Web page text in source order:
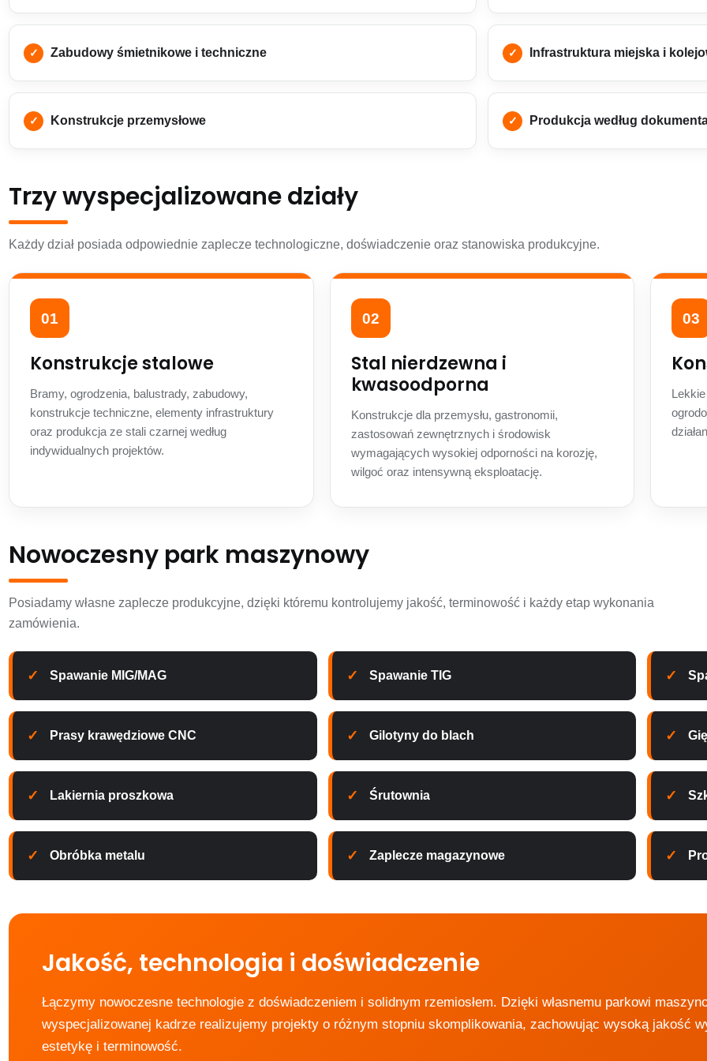
Zabudowy śmietnikowe i techniczne Infrastruktura miejska i
Konstrukcje przemysłowe Produkcja według
Trzy wyspecjalizowane działy
Każdy dział posiada odpowiednie zaplecze technologiczne, doświadczenie oraz stanowiska produkcyjne.
01
Konstrukcje stalowe
Bramy, ogrodzenia, balustrady, zabudowy,
konstrukcje techniczne, elementy infrastruktury
oraz produkcja ze stali czarnej według
indywidualnych projektów.
02
Stal nierdzewna i
kwasoodporna
Konstrukcje dla przemysłu, gastronomii,
zastosowań zewnętrznych i środowisk
wymagających wysokiej odporności na korozję,
wilgoć oraz intensywną eksploatację.
03
Nowoczesny park maszynowy
Posiadamy własne zaplecze produkcyjne, dzięki któremu kontrolujemy jakość, terminowość i każdy etap wykonania
zamówienia.
Spawanie MIG/MAG Spawanie TIG
Prasy krawędziowe CNC Gilotyny do blach
Lakiernia proszkowa Śrutownia
Obróbka metalu Zaplecze magazynowe
Jakość, technologia i doświadczenie
Łączymy nowoczesne technologie z doświadczeniem i solidnym rzemiosłem. Dzięki własnemu parkowi
wyspecjalizowanej kadrze realizujemy projekty o różnym stopniu skomplikowania, zachowując wysoką jakość
estetykę i terminowość.